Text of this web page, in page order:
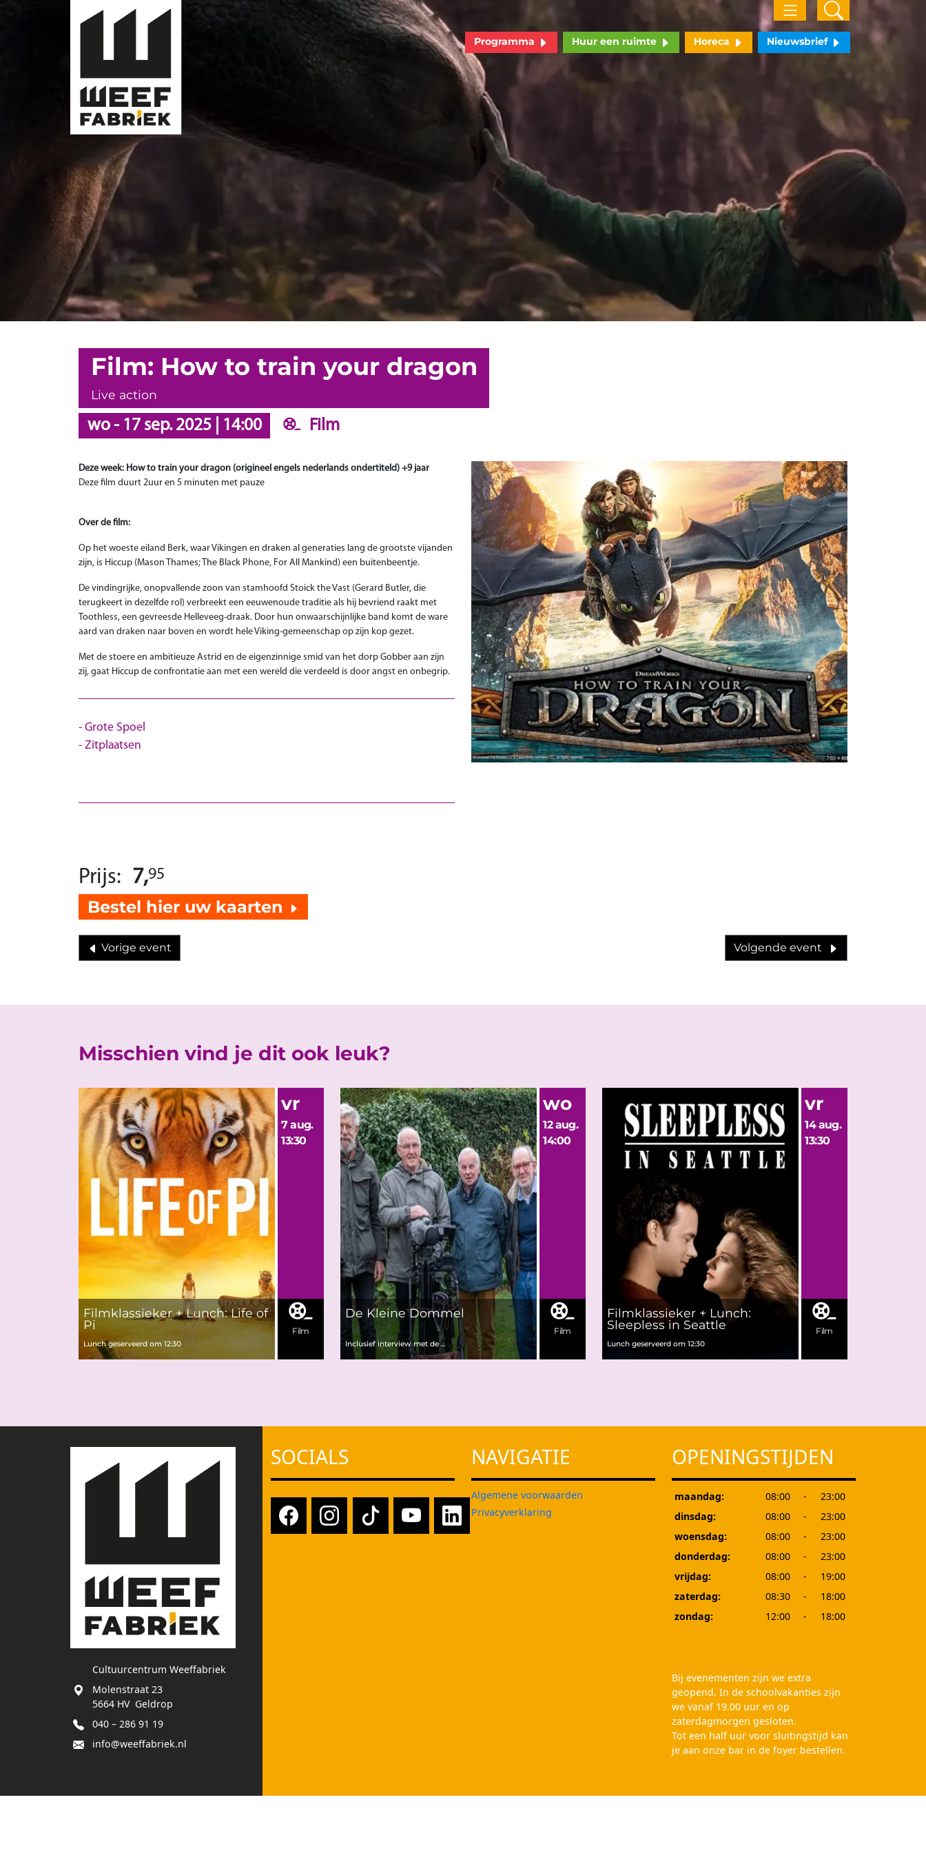
Programma Huur een ruimte Horeca Nieuwsbrief
Film: How to train your dragon
Live action
wo- 17 sep. 2025| 14:00 Film
Deze week: How to train your dragon (origineel engels nederlands ondertiteld) +9 jaar
Deze film duurt 2uur en 5 minuten met pauze
Over de film:
Op het woeste eiland Berk, waar Vikingen en draken al generaties lang de grootste vijanden
zijn, is Hiccup (Mason Thames; The Black Phone, For All Mankind) een buitenbeentje.
De vindingrijke, onopvallende zoon van stamhoofd Stoick the Vast (Gerard Butler, die
terugkeert in dezelfde rol) verbreekt een eeuwenoude traditie als hij bevriend raakt met
Toothless, een gevreesde Helleveeg-draak. Door hun onwaarschijnlijke band komt de ware
aard van draken naar boven en wordt hele Viking-gemeenschap op zijn kop gezet.
Met de stoere en ambitieuze Astrid en de eigenzinnige smid van het dorp Gobber aan zijn
zij, gaat Hiccup de confrontatie aan met een wereld die verdeeld is door angst en onbegrip.
Grote Spoel
Zitplaatsen
Prijs: 7,95
Bestel hier uw kaarten
Vorige event Volgende event
Misschien vind je dit ook leuk?
Filmklassieker + Lunch: Life of
Pi
Lunch geserveerd om 12:30
vr
7 aug.
13:30
Film
De Kleine Dommel
Inclusief interview met de ...
wo
12 aug.
14:00
Film
Filmklassieker + Lunch:
Sleepless in Seattle
Lunch geserveerd om 12:30
vr
14 aug.
13:30
Film
Cultuurcentrum Weeffabriek
Molenstraat 23
5664 HV Geldrop
040 – 286 91 19
info@weeffabriek.nl
SOCIALS NAVIGATIE
Algemene voorwaarden
Privacyverklaring
OPENINGSTIJDEN
maandag: 08:00 -
23:00
dinsdag:
08:00 -
23:00
woensdag:
08:00 -
23:00
donderdag:
08:00 -
23:00
vrijdag:
08:00 -
19:00
zaterdag:
08:30 -
18:00
zondag:
12:00 - 18:00
Bij evenementen zijn we extra
geopend. In de schoolvakanties zijn
we vanaf 19.00 uur en op
zaterdagmorgen gesloten.
Tot een half uur voor sluitingstijd kan
je aan onze bar in de foyer bestellen.